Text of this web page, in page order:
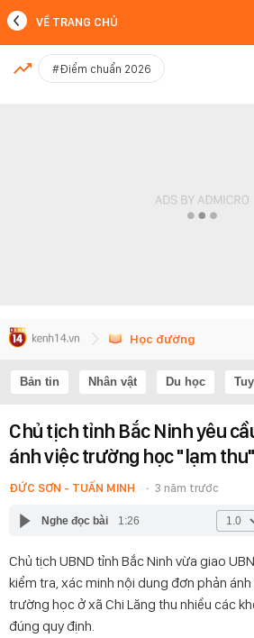
MỚI NHẤT
VỀ TRANG CHỦ
#Điểm chuẩn 2026
Học đường
Bản tin Nhân vật Du học
Chủ tịch tỉnh Bắc Ninh yêu
ánh việc trường học "lạm thu"
ĐỨC SƠN - TUẤN MINH 3 năm trước
Nghe đọc bài 1:26
Chủ tịch UBND tỉnh Bắc Ninh vừa giao
kiểm tra, xác minh nội dung đơn phản
trường học ở xã Chi Lăng thu nhiều các
đúng quy định.